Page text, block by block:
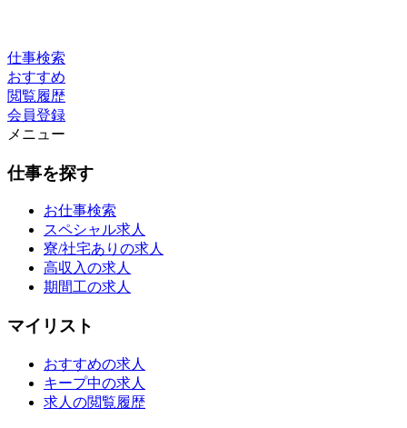
仕事検索
おすすめ
閲覧履歴
会員登録
メニュー
仕事を探す
お仕事検索
スペシャル求人
寮/社宅ありの求人
高収入の求人
期間工の求人
マイリスト
おすすめの求人
キープ中の求人
求人の閲覧履歴